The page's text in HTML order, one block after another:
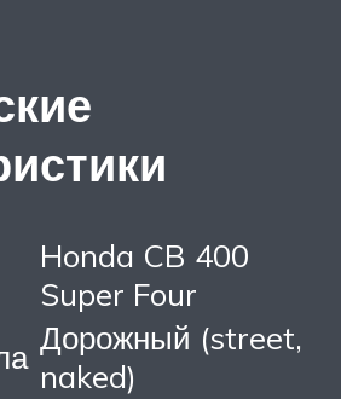
Honda CB 400
Super Four
Дорожный (street,
naked)